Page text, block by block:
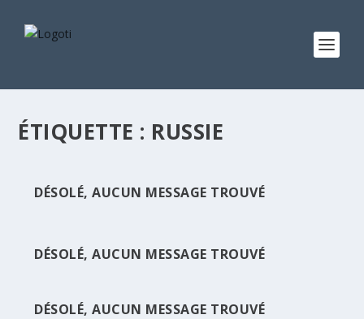
ÉTIQUETTE : RUSSIE
DÉSOLÉ, AUCUN MESSAGE TROUVÉ
DÉSOLÉ, AUCUN MESSAGE TROUVÉ
DÉSOLÉ, AUCUN MESSAGE TROUVÉ